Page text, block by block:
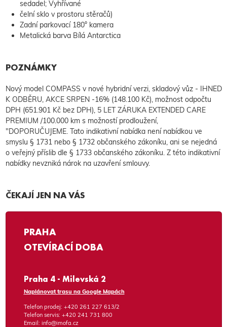
sedadel; Vyhřívané
čelní sklo v prostoru stěračů)
Zadní parkovací 180° kamera
Metalická barva Bílá Antarctica
POZNÁMKY
Nový model COMPASS v nové hybridní verzi, skladový vůz - IHNED
K ODBĚRU, AKCE SRPEN -16% (148.100 Kč), možnost odpočtu
DPH (651.901 Kč bez DPH), 5 LET ZÁRUKA EXTENDED CARE
PREMIUM /100.000 km s možností prodloužení,
"DOPORUČUJEME. Tato indikativní nabídka není nabídkou ve
smyslu § 1731 nebo § 1732 občanského zákoníku, ani se nejedná
o veřejný příslib dle § 1733 občanského zákoníku. Z této indikativní
nabídky nevzniká nárok na uzavření smlouvy.
ČEKAJÍ JEN NA VÁS
PRAHA
OTEVÍRACÍ DOBA
Praha 4 - Milevská 2
Naplánovat trasu na Google Mapách
Telefon prodej: +420 261 227 613/2
Telefon servis: +420 241 731 800
Email: info@imofa.cz